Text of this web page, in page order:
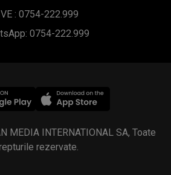
: 0754-222.999
0754-222.999
MEDIA INTERNATIONAL SA, Toate
rezervate.